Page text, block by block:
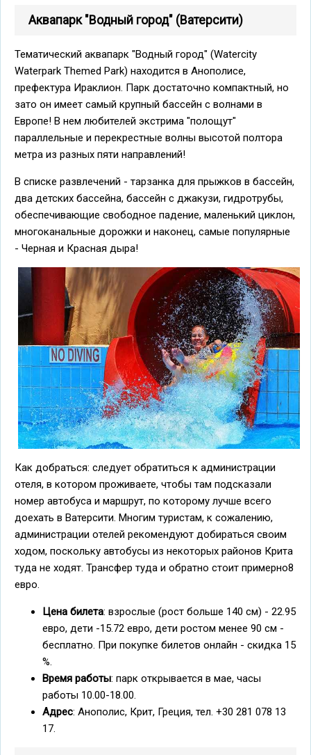
Аквапарк "Водный город" (Ватерсити)
Тематический аквапарк "Водный город" (Watercity
Waterpark Themed Park) находится в Анополисе,
префектура Ираклион. Парк достаточно компактный, но
зато он имеет самый крупный бассейн с волнами в
Европе! В нем любителей экстрима "полощут"
параллельные и перекрестные волны высотой полтора
метра из разных пяти направлений!
В списке развлечений - тарзанка для прыжков в бассейн,
два детских бассейна, бассейн с джакузи, гидротрубы,
обеспечивающие свободное падение, маленький циклон,
многоканальные дорожки и наконец, самые популярные
- Черная и Красная дыра!
Как добраться: следует обратиться к администрации
отеля, в котором проживаете, чтобы там подсказали
номер автобуса и маршрут, по которому лучше всего
доехать в Ватерсити. Многим туристам, к сожалению,
администрации отелей рекомендуют добираться своим
ходом, поскольку автобусы из некоторых районов Крита
туда не ходят. Трансфер туда и обратно стоит примерно8
евро.
Цена билета: взрослые (рост больше 140 см) - 22.95
евро, дети -15.72 евро, дети ростом менее 90 см -
бесплатно. При покупке билетов онлайн - скидка 15
%.
Время работы: парк открывается в мае, часы
работы 10.00-18.00.
Адрес: Анополис, Крит, Греция, тел. +30 281 078 13
17.